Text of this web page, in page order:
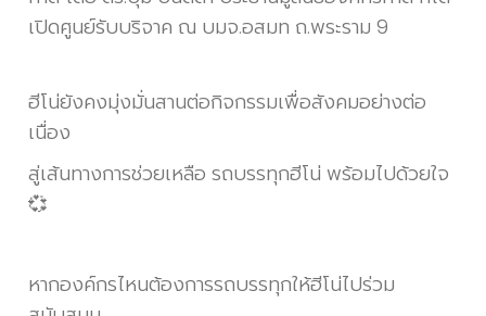
เปิดศูนย์รับบริจาค ณ บมจ.อสมท ถ.พระราม 9
ฮีโน่ยังคงมุ่งมั่นสานต่อกิจกรรมเพื่อสังคมอย่างต่อ
เนื่อง
สู่เส้นทางการช่วยเหลือรถบรรทุกฮีโน่ พร้อมไปด้วยใจ
💞
หากองค์กรไหนต้องการรถบรรทุกให้ฮีโน่ไปร่วม